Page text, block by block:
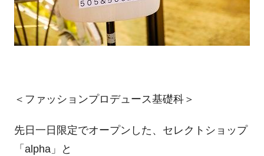
＜ファッションプロデュース基礎科＞
先日一日限定でオープンした、セレクトショップ
「alpha」と